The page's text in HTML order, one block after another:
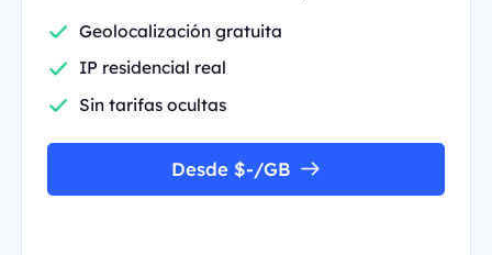
Geolocalización gratuita
IP residencial real
Sin tarifas ocultas
Desde $-/GB